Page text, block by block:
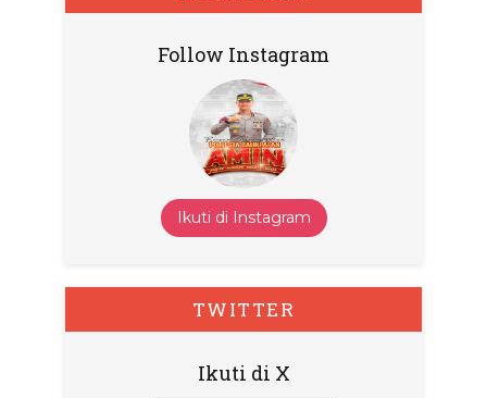
Follow Instagram
Ikuti di Instagram
TWITTER
Ikuti di X